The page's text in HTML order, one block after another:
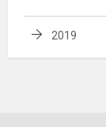
2019